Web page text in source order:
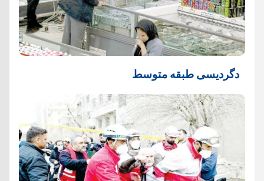
دگردیسی طبقه متوسط